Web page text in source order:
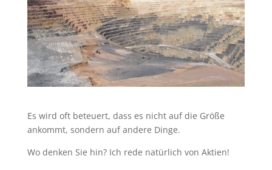
Es wird oft beteuert, dass es nicht auf die Größe
ankommt, sondern auf andere Dinge.
Wo denken Sie hin? Ich rede natürlich von Aktien!